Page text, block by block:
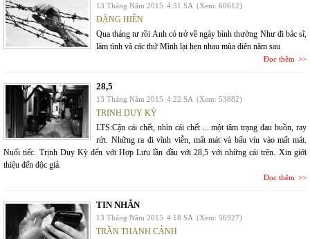
13 Tháng Năm 2015 4:31 SA (Xem: 60612)
ĐẶNG HIỀN
Qua tháng tư rồi Anh có trở về ngày bình thường Như đi bác sĩ,
làm tình và các thứ Mình lại hẹn nhau mùa điên năm sau
Đọc thêm
28,5
13 Tháng Năm 2015 4:22 SA (Xem: 53882)
TRỊNH DUY KỲ
LTS:Cận cái chết, nhìn cái chết ... một tâm trạng đau buồn, ray
rứt. Những ra đi vĩnh viễn, mất mát và bấu víu vào mất mát.
Nuối tiếc. Trịnh Duy Kỳ đến với Hợp Lưu lần đầu với 28,5 với những cái trên. Xin giới
thiệu đến độc giả.
Đọc thêm
TIN NHẮN
13 Tháng Năm 2015 4:18 SA (Xem: 56927)
TRẦN THANH CẢNH